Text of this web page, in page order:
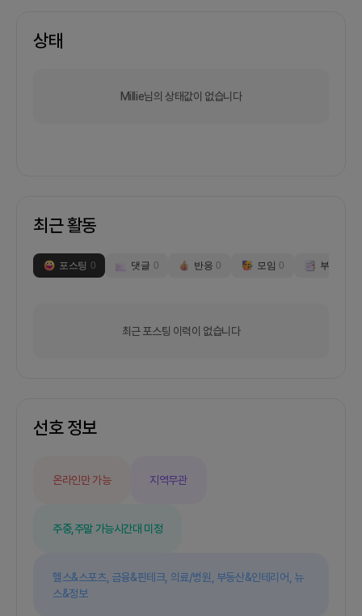
상태
Millie님의 상태값이 없습니다
최근 활동
포스팅 0 댓글 0 반응 0 모임 0 부스
최근 포스팅 이력이 없습니다
선호 정보
온라인만 가능 지역무관
주중,주말 가능시간대 미정
헬스&스포츠, 금융&핀테크, 의료/병원, 부동산&인테리어, 뉴
스&정보